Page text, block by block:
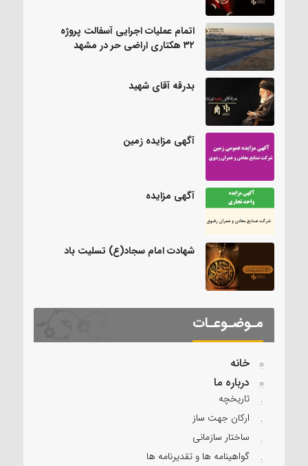
اتمام عملیات اجرایی آسفالت پروژه
۳۲ هکتاری اراضی حر در مشهد
بدرقه آقای شهید
آگهی مزایده زمین
آگهی مزایده
شهادت امام سجاد(ع) تسلیت باد
مـوضـوعـات
خانه
درباره ما
تاریخچه
ارکان جهت ساز
ساختار سازمانی
گواهینامه ها و تقدیرنامه ها